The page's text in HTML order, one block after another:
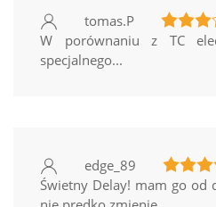
tomas.P
W porównaniu z TC
specjalnego...
edge_89
Świetny Delay! mam go od